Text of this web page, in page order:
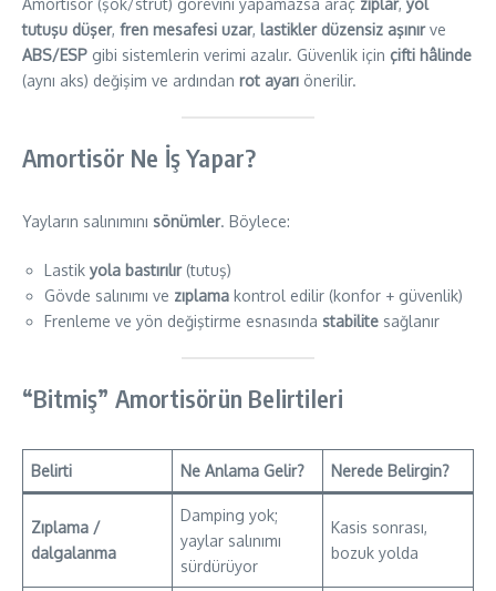
Amortisör (şok/strut) görevini yapamazsa araç zıplar, yol
tutuşu düşer, fren mesafesi uzar, lastikler düzensiz aşınırve
ABS/ESP gibi sistemlerin verimi azalır. Güvenlik için çifti hâlinde
(aynı aks) değişim ve ardından rot ayarı önerilir.
Amortisör Ne İş Yapar?
Yayların salınımını sönümler. Böylece:
Lastik yola bastırılır(tutuş)
Gövde salınımı ve zıplama kontrol edilir (konfor + güvenlik)
Frenleme ve yön değiştirme esnasında stabilite sağlanır
“Bitmiş” Amortisörün Belirtileri
Belirti Ne Anlama Gelir? Nerede Belirgin?
Zıplama /
dalgalanma
Damping yok;
yaylar salınımı
sürdürüyor
Kasis sonrası,
bozuk yolda